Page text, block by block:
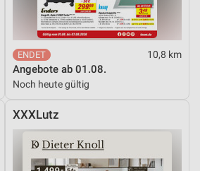
10,8 km
Angebote ab 01.08.
Noch heute gültig
XXXLutz